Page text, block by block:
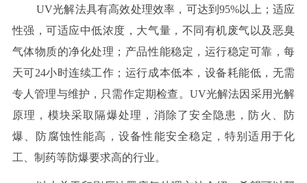
UV光解法具有高效处理效率，可达到95%以上；适应
性强，可适应中低浓度，大气量，不同有机废气以及恶臭
气体物质的净化处理；产品性能稳定，运行稳定可靠，每
天可24小时连续工作；运行成本低本，设备耗能低，无需
专人管理与维护，只需作定期检查。UV光解法因采用光解
原理，模块采取隔爆处理，消除了安全隐患，防火、防
爆、防腐蚀性能高，设备性能安全稳定，特别适用于化
工、制药等防爆要求高的行业。